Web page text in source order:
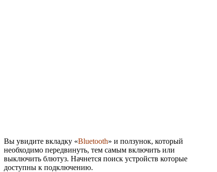
Вы увидите вкладку «Bluetooth» и ползунок, который
необходимо передвинуть, тем самым включить или
выключить блютуз. Начнется поиск устройств которые
доступны к подключению.